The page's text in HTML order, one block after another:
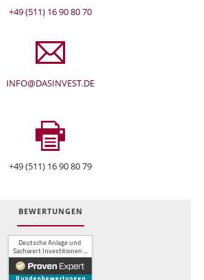
+49 (511) 16 90 80 70
INFO@DASINVEST.DE
+49 (511) 16 90 80 79
BEWERTUNGEN